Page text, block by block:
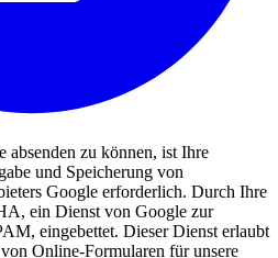
absenden zu können, ist Ihre
und Speicherung von
Google erforderlich. Durch Ihre
ein Dienst von Google zur
eingebettet. Dieser Dienst erlaubt
Online-Formularen für unsere